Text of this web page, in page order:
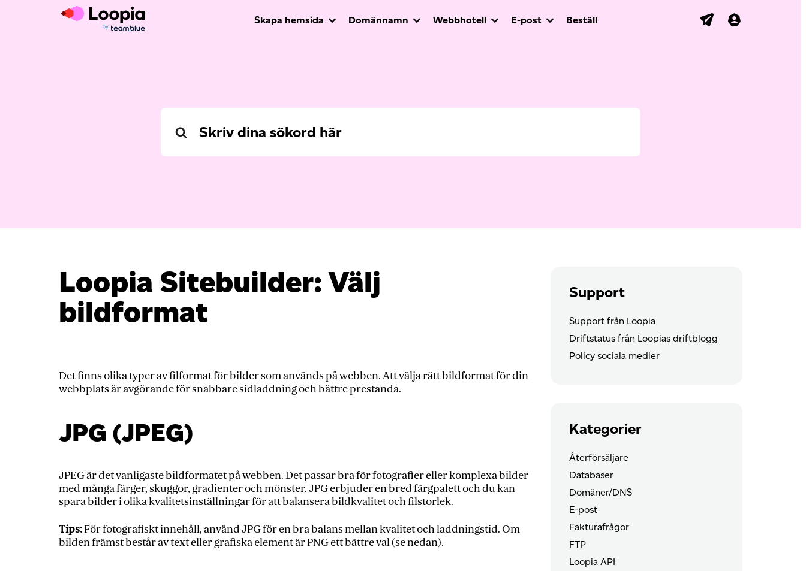
Skapa hemsida Domännamn Webbhotell E-post Beställ
Search
Loopia Sitebuilder: Välj
bildformat
Det finns olika typer av filformat för bilder som används på webben. Att välja rätt bildformat för din
webbplats är avgörande för snabbare sidladdning och bättre prestanda.
JPG (JPEG)
JPEG är det vanligaste bildformatet på webben. Det passar bra för fotografier eller komplexa bilder
med många färger, skuggor, gradienter och mönster. JPG erbjuder en bred färgpalett och du kan
spara bilder i olika kvalitetsinställningar för att balansera bildkvalitet och filstorlek.
Tips:För fotografiskt innehåll, använd JPG för en bra balans mellan kvalitet och laddningstid. Om
bilden främst består av text eller grafiska element är PNG ett bättre val (se nedan).
Support
Support från Loopia
Driftstatus från Loopias driftblogg
Policy sociala medier
Kategorier
Återförsäljare
Databaser
Domäner/DNS
E-post
Fakturafrågor
FTP
Loopia API